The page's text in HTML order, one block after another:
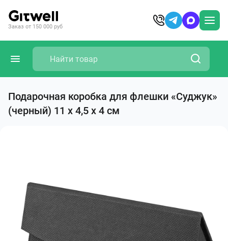
Заказ от 150 000 руб
Подарочная коробка для флешки «Суджук»
(черный) 11 х 4,5 х 4 см